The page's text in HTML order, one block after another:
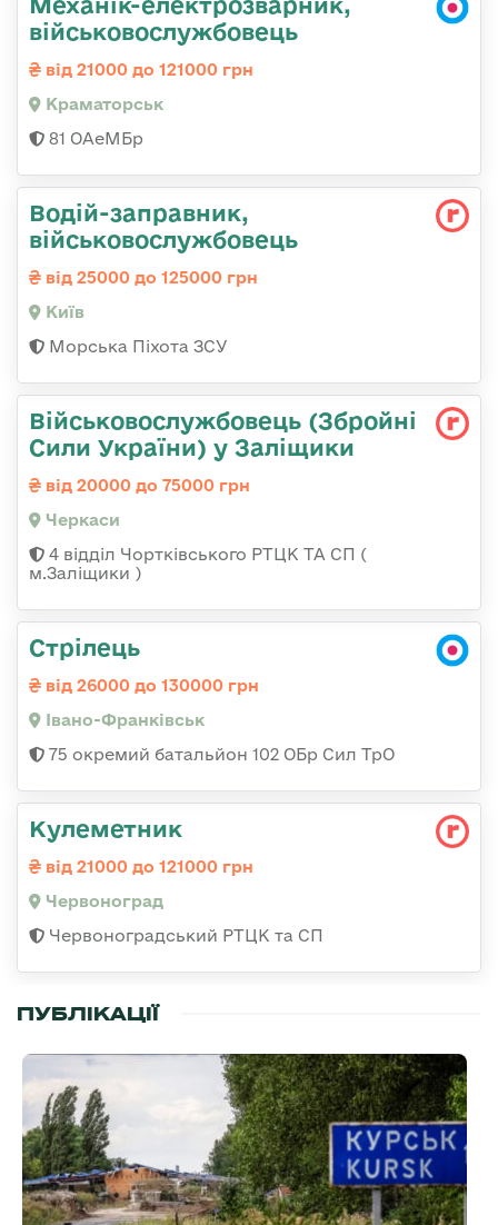
військовослужбовець
від 21000 до 121000 грн
Краматорськ
81 ОАеМБр
Водій-заправник,
військовослужбовець
від 25000 до 125000 грн
Київ
Морська Піхота ЗСУ
Військовослужбовець (Збройні
Сили України) у Заліщики
від 20000 до 75000 грн
Черкаси
4 відділ Чортківського РТЦК ТА СП (
м.Заліщики )
Стрілець
від 26000 до 130000 грн
Івано-Франківськ
75 окремий батальйон 102 ОБр Сил ТрО
Кулеметник
від 21000 до 121000 грн
Червоноград
Червоноградський РТЦК та СП
ПУБЛІКАЦІЇ